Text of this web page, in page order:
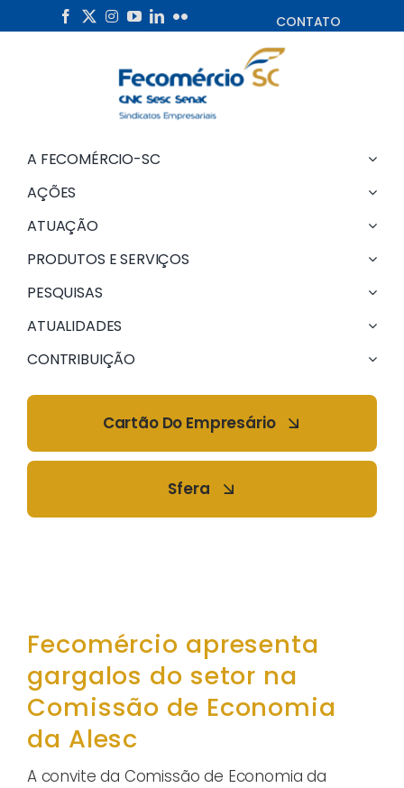
to
CONTATO
A FECOMÉRCIO-SC
AÇÕES
ATUAÇÃO
PRODUTOS E SERVIÇOS
PESQUISAS
ATUALIDADES
CONTRIBUIÇÃO
Cartão Do Empresário
Sfera
Fecomércio apresenta
gargalos do setor na
Comissão de Economia
da Alesc
A convite da Comissão de Economia da